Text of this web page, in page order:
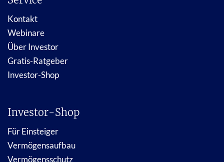
Kontakt
Webinare
Über Investor
Gratis-Ratgeber
Investor-Shop
Investor-Shop
Für Einsteiger
Vermögensaufbau
Vermögensschutz